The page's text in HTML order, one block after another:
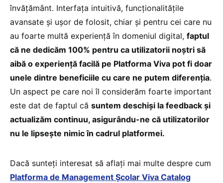
învățământ. Interfața intuitivă, funcționalitățile
avansate și ușor de folosit, chiar și pentru cei care nu
au foarte multă experiență în domeniul digital, faptul
că ne dedicăm 100% pentru ca utilizatorii noștri să
aibă o experiență facilă pe Platforma Viva pot fi doar
unele dintre beneficiile cu care ne putem diferenția.
Un aspect pe care noi îl considerăm foarte important
este dat de faptul că suntem deschiși la feedback și
actualizăm continuu, asigurându-ne că utilizatorilor
nu le lipsește nimic în cadrul platformei.
Dacă sunteți interesat să aflați mai multe despre cum
Platforma de Management Școlar Viva Catalog